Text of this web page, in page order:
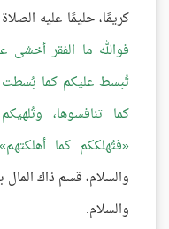
كريمًا، حليمًا عليه
فوالله ما الفقر أخشى
تُبسط عليكم كما بُسطت
كما تنافسوها،
فتُهلككم كما أهلكتهم
والسلام، قسم ذاك
والسلام.